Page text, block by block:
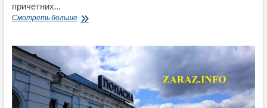
причетних…
Смотреть большеДизель
техніки
перетворили
на
незаконний
заробіток:
ДБР